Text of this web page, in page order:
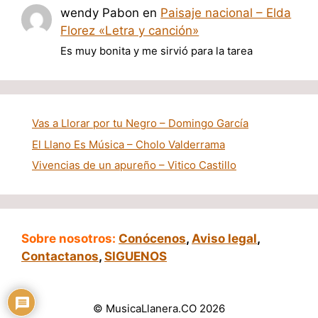
wendy Pabon en Paisaje nacional – Elda
Florez «Letra y canción»
Es muy bonita y me sirvió para la tarea
Vas a Llorar por tu Negro – Domingo García
El Llano Es Música – Cholo Valderrama
Vivencias de un apureño – Vitico Castillo
Sobre nosotros: Conócenos, Aviso legal,
Contactanos, SIGUENOS
© MusicaLlanera.CO 2026